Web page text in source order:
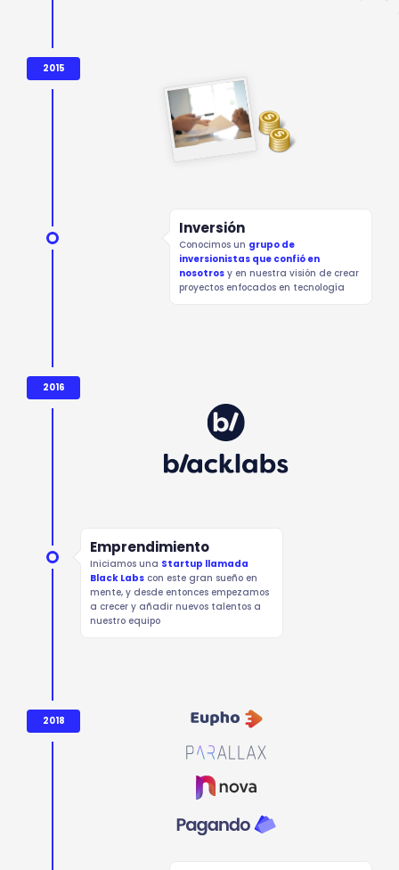
2015
Inversión
Conocimos un grupo de
inversionistas que confió en
nosotros y en nuestra visión de crear
proyectos enfocados en tecnología
2016
Emprendimiento
Iniciamos una Startup llamada
Black Labs con este gran sueño en
mente, y desde entonces empezamos
a crecer y añadir nuevos talentos a
nuestro equipo
2018